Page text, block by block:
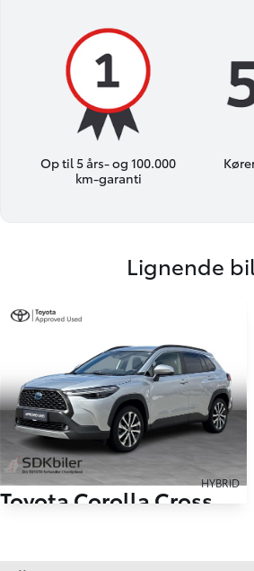
Op til 5 års- og 100.000
km-garanti
Lignende
HYBRID
Toyota Corolla Cross